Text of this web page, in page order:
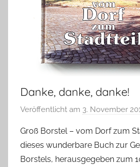
Danke, danke, danke!
Veröffentlicht am 3. November
Groß Borstel – vom Dorf zum
dieses wunderbare Buch zur
Borstels, herausgegeben zum